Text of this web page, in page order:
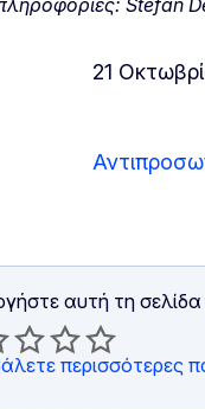
πληροφορίες:
21
αυτή τη σελίδα
περισσότερες